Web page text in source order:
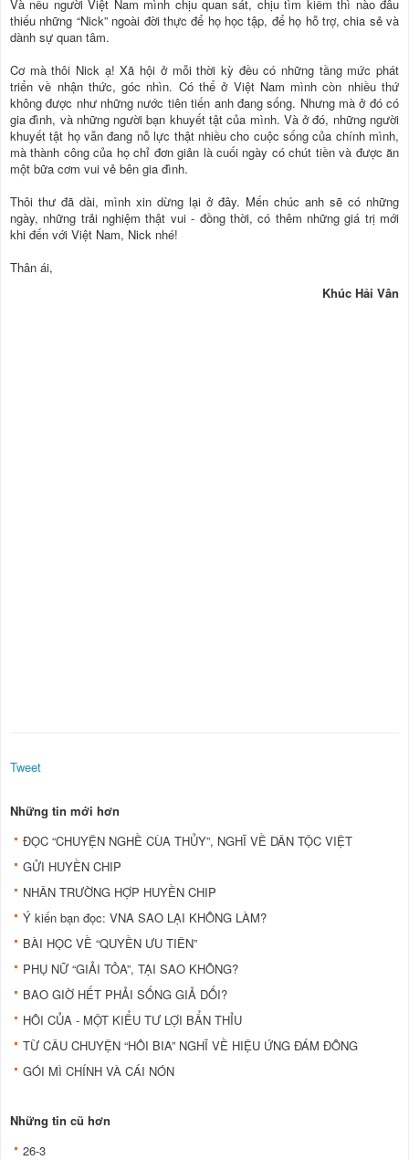
Và nếu người Việt Nam mình chịu quan sát, chịu tìm kiếm thì nào đâu
thiếu những “Nick” ngoài đời thực để họ học tập, để họ hỗ trợ, chia sẻ và
dành sự quan tâm.
Cơ mà thôi Nick ạ! Xã hội ở mỗi thời kỳ đều có những tầng mức phát
triển về nhận thức, góc nhìn. Có thể ở Việt Nam mình còn nhiều thứ
không được như những nước tiên tiến anh đang sống. Nhưng mà ở đó có
gia đình, và những người bạn khuyết tật của mình. Và ở đó, những người
khuyết tật họ vẫn đang nỗ lực thật nhiều cho cuộc sống của chính mình,
mà thành công của họ chỉ đơn giản là cuối ngày có chút tiền và được ăn
một bữa cơm vui vẻ bên gia đình.
Thôi thư đã dài, mình xin dừng lại ở đây. Mến chúc anh sẽ có những
ngày, những trải nghiệm thật vui - đồng thời, có thêm những giá trị mới
khi đến với Việt Nam, Nick nhé!
Thân ái,
Khúc Hải Vân
Tweet
Những tin mới hơn
ĐỌC “CHUYỆN NGHỀ CÙA THỦY”, NGHĨ VỀ DÂN TỘC VIỆT
GỬI HUYỀN CHIP
NHÂN TRƯỜNG HỢP HUYỀN CHIP
Ý kiến bạn đọc: VNA SAO LẠI KHÔNG LÀM?
BÀI HỌC VỀ “QUYỀN ƯU TIÊN”
PHỤ NỮ “GIẢI TỎA”, TẠI SAO KHÔNG?
BAO GIỜ HẾT PHẢI SỐNG GIẢ DỐI?
HÔI CỦA - MỘT KIỂU TƯ LỢI BẨN THỈU
TỪ CÂU CHUYỆN “HÔI BIA” NGHĨ VỀ HIỆU ỨNG ĐÁM ĐÔNG
GÓI MÌ CHÍNH VÀ CÁI NÓN
Những tin cũ hơn
26-3